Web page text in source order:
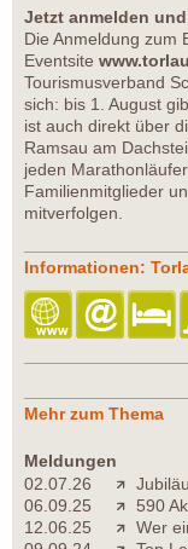
Jetzt anmelden
Die Anmeldung zum
Eventsite
Tourismusverband
sich: bis 1. August
ist auch direkt über
Ramsau am
jeden
Familienmitglieder
mitverfolgen.
Informationen:
Mehr zum Thema
Meldungen
02.07.26
06.09.25
590
12.06.25
Wer